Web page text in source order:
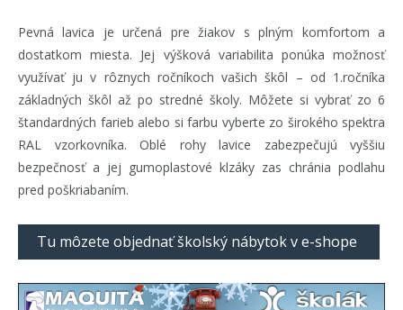
Pevná lavica je určená pre žiakov s plným komfortom a
dostatkom miesta. Jej výšková variabilita ponúka možnosť
využívať ju v rôznych ročníkoch vašich škôl – od 1.ročníka
základných škôl až po stredné školy. Môžete si vybrať zo 6
štandardných farieb alebo si farbu vyberte zo širokého spektra
RAL vzorkovníka. Oblé rohy lavice zabezpečujú vyššiu
bezpečnosť a jej gumoplastové klzáky zas chránia podlahu
pred poškriabaním.
Tu môzete objednať školský nábytok v e-shope